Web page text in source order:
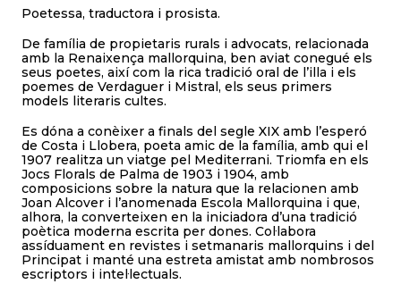
Poetessa, traductora i prosista.
De família de propietaris rurals i advocats, relacionada
amb la Renaixença mallorquina, ben aviat conegué els
seus poetes, així com la rica tradició oral de l’illa i els
poemes de Verdaguer i Mistral, els seus primers
models literaris cultes.
Es dóna a conèixer a finals del segle XIX amb l’esperó
de Costa i Llobera, poeta amic de la família, amb qui el
1907 realitza un viatge pel Mediterrani. Triomfa en els
Jocs Florals de Palma de 1903 i 1904, amb
composicions sobre la natura que la relacionen amb
Joan Alcover i l’anomenada Escola Mallorquina i que,
alhora, la converteixen en la iniciadora d’una tradició
poètica moderna escrita per dones. Col·labora
assíduament en revistes i setmanaris mallorquins i del
Principat i manté una estreta amistat amb nombrosos
escriptors i intel·lectuals.